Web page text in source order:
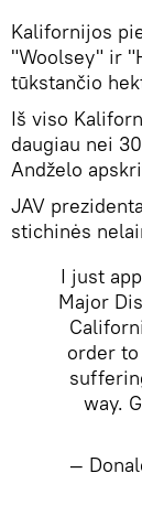
​Kalifornijos
"Woolsey" ir
tūkstančio
Iš viso
daugiau nei
Andželo
JAV
stichinės
I just
Major
order
way.
—